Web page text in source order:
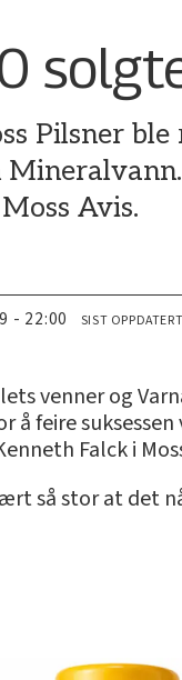
Pilsner
Avis.
- 22:00 SIST OPPDATERT
venner og
å feire
Falck i
så stor at det